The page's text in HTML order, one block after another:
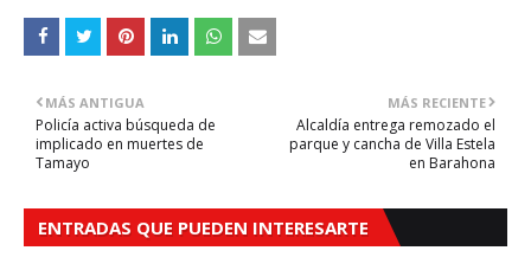
MÁS RECIENTE
Alcaldía entrega remozado el
parque y cancha de Villa Estela
en Barahona
MÁS ANTIGUA
Policía activa búsqueda de
implicado en muertes de
Tamayo
ENTRADAS QUE PUEDEN INTERESARTE